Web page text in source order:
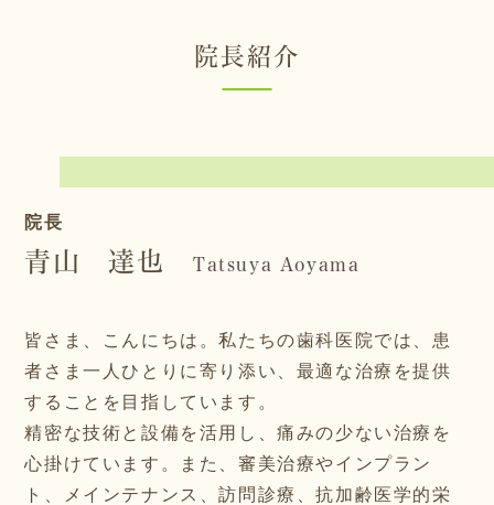
院長紹介
院長
青山 達也 Tatsuya Aoyama
皆さま、こんにちは。私たちの歯科医院では、患
者さま一人ひとりに寄り添い、最適な治療を提供
することを目指しています。
精密な技術と設備を活用し、痛みの少ない治療を
心掛けています。また、審美治療やインプラン
ト、メインテナンス、訪問診療、抗加齢医学的栄